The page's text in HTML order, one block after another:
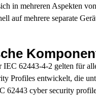
in mehreren Aspekten
auf mehrere separate
62443-4-2 gelten für
Profiles entwickelt, die
62443 cyber security